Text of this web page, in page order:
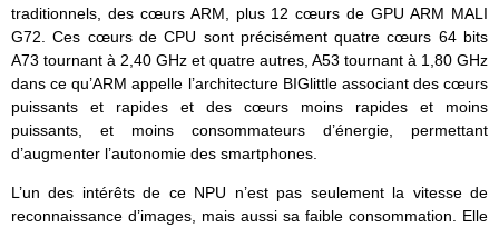
traditionnels, des cœurs ARM, plus 12 cœurs de GPU ARM MALI
G72. Ces cœurs de CPU sont précisément quatre cœurs 64 bits
A73 tournant à 2,40 GHz et quatre autres, A53 tournant à 1,80 GHz
dans ce qu’ARM appelle l’architecture BIGlittle associant des cœurs
puissants et rapides et des cœurs moins rapides et moins
puissants, et moins consommateurs d’énergie, permettant
d’augmenter l’autonomie des smartphones.
L’un des intérêts de ce NPU n’est pas seulement la vitesse de
reconnaissance d’images, mais aussi sa faible consommation. Elle